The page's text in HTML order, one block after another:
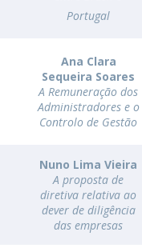
Portugal
Ana Clara
Sequeira Soares
A Remuneração dos
Administradores e o
Controlo de Gestão
Nuno Lima Vieira
A proposta de
diretiva relativa ao
dever de diligência
das empresas